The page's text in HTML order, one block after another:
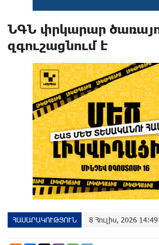
ՆԳՆ փրկարար
զգուշացնում է
ՀԱՍԱՐԱԿՈՒԹՅՈՒՆ 8 Հուլիս, 2026 14:49